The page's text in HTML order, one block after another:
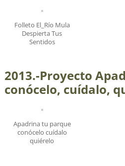
Folleto El_Río Mula
Despierta Tus
Sentidos
2013.-Proyecto
conócelo, cuídalo,
Apadrina tu parque
conócelo cuídalo
quiérelo